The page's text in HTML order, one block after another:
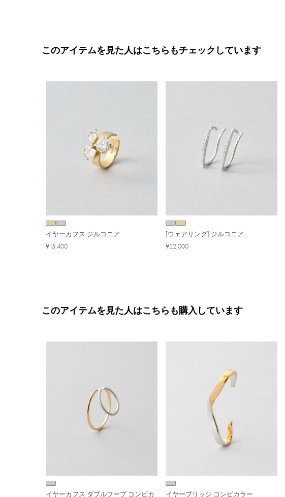
このアイテムを見た人はこちらもチェックしています
イヤーカフス ジルコニア
¥15,400
[ウェアリング] ジルコニア
¥22,000
このアイテムを見た人はこちらも購入しています
イヤーカフス ダブルフープ コンビカ イヤーブリッジ コンビカラー